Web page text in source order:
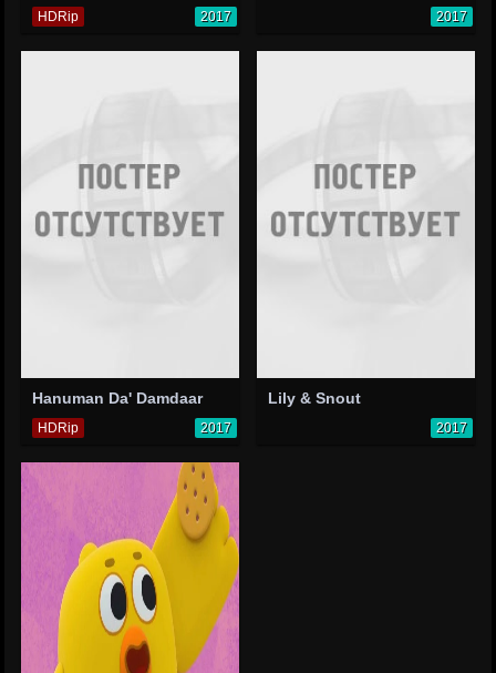
HDRip 2017 2017
Hanuman Da' Damdaar
HDRip 2017
Lily & Snout
2017